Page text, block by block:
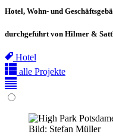
Hotel, Wohn- und
durchgeführt von Hilmer &
Hotel
alle Projekte
Bild: Stefan Müller